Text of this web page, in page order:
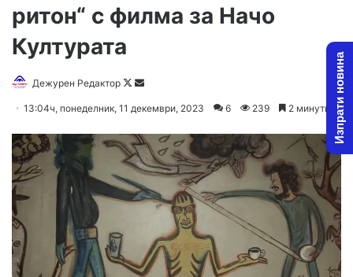
ритон“ с филма за Начо
Културата
Дежурен Редактор
Follow
Send
13:04ч, понеделник, 11 декември, 2023 6 239 2 минути Изпрати новина